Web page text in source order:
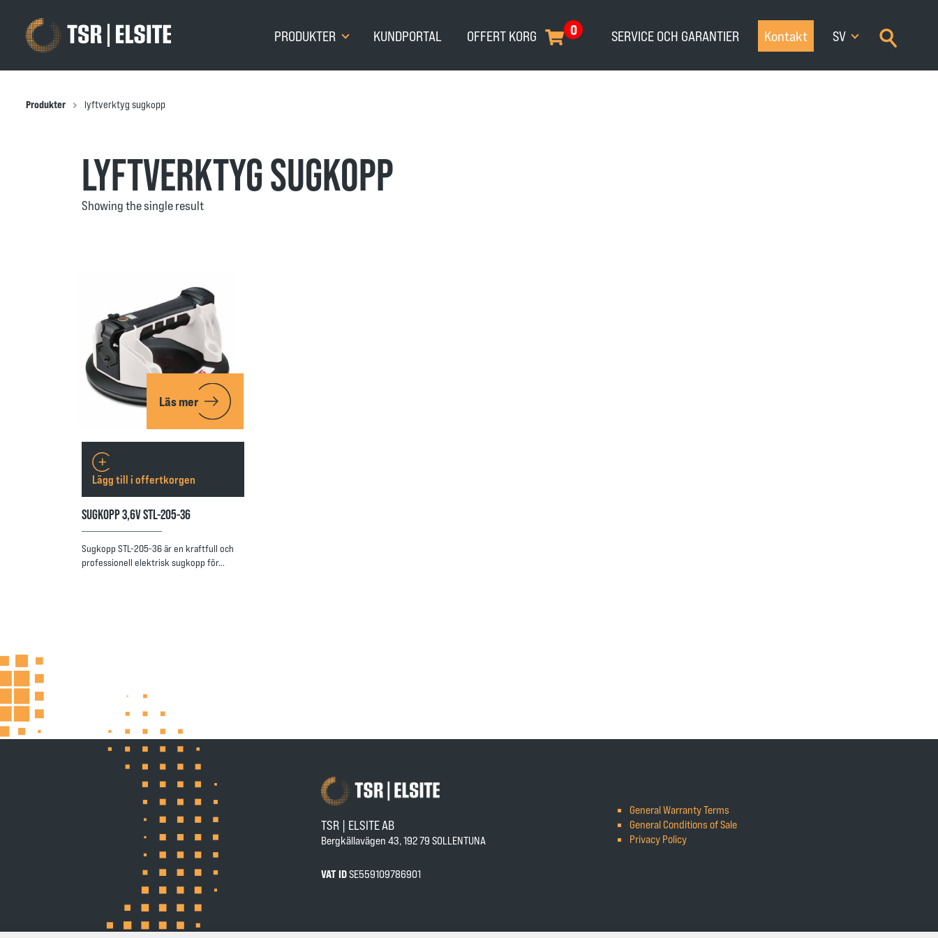
PRODUKTER KUNDPORTAL 0
OFFERT KORG SERVICE OCH GARANTIER Kontakt SV
Produkter lyftverktyg sugkopp
LYFTVERKTYG SUGKOPP
Showing the single result
Läs mer
SUGKOPP 3,6V STL-205-36
Sugkopp STL-205-36 är en kraftfull och
professionell elektrisk sugkopp för…
Lägg till i offertkorgen
TSR | ELSITE AB
Bergkällavägen 43, 192 79 SOLLENTUNA
VAT IDSE559109786901
General Warranty Terms
General Conditions of Sale
Privacy Policy